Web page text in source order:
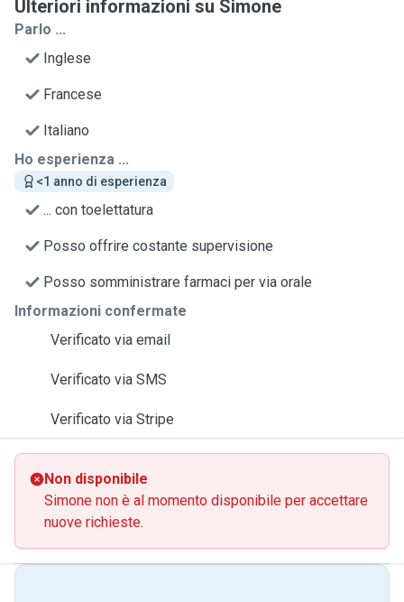
Ulteriori informazioni su Simone
Parlo ...
Inglese
Francese
Italiano
Ho esperienza ...
<1 anno di esperienza
... con toelettatura
Posso offrire costante supervisione
Posso somministrare farmaci per via orale
Informazioni confermate
Verificato via email
Verificato via SMS
Verificato via Stripe
Non disponibile
Simone non è al momento disponibile per accettare
nuove richieste.